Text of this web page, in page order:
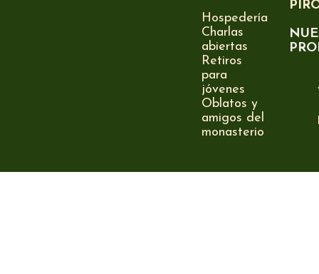
Hospedería
Charlas
abiertas
Retiros
para
jóvenes
Oblatos y
amigos del
monasterio